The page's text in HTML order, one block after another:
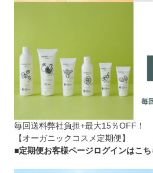
毎回送料弊社負担+最大15％OFF！
【オーガニックコスメ定期便】
■定期便お客様ページログインはこち